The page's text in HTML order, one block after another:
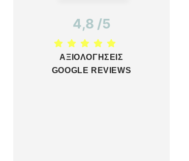
4,8 /5
ΑΞΙΟΛΟΓΗΣΕΙΣ
GOOGLE REVIEWS